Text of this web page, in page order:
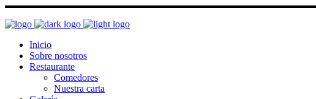
Inicio
Sobre nosotros
Restaurante
Comedores
Nuestra carta